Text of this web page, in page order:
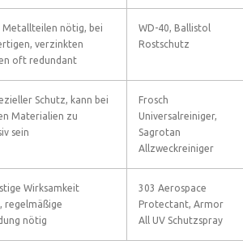
Metallteilen nötig, bei
verzinkten
oft redundant
WD-40, Ballistol
Rostschutz
Schutz, kann bei
Materialien zu
sein
Frosch
Universalreiniger,
Sagrotan
Allzweckreiniger
Wirksamkeit
regelmäßige
nötig
303 Aerospace
Protectant, Armor
All UV Schutzspray